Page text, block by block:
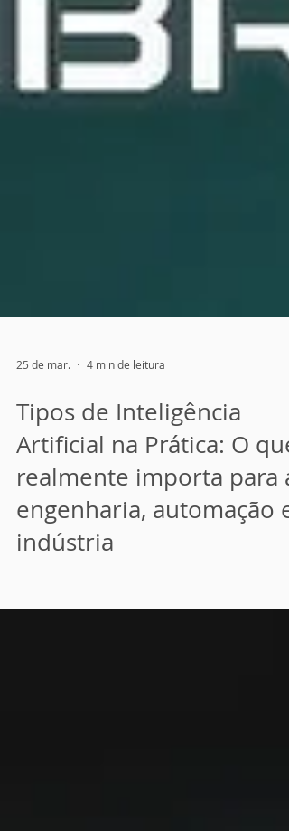
25 de mar. 4 min de leitura
Tipos de Inteligência
Artificial na Prática: O que
realmente importa para a
engenharia, automação e
indústria